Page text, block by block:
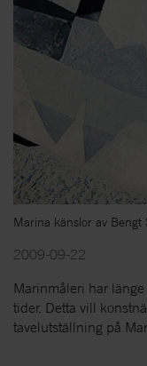
Marina känslor av Bengt
2009-09-22
Marinmåleri har
tider. Detta vill
tavelutställning på